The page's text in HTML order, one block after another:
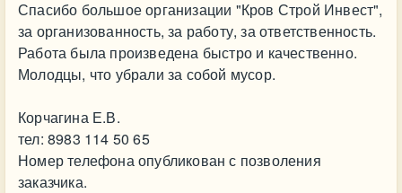
Спасибо большое организации "Кров Строй Инвест",
за организованность, за работу, за ответственность.
Работа была произведена быстро и качественно.
Молодцы, что убрали за собой мусор.
Корчагина Е.В.
тел: 8983 114 50 65
Номер телефона опубликован с позволения
заказчика.